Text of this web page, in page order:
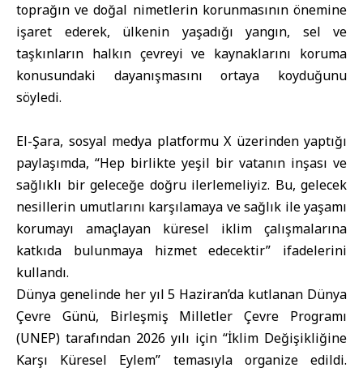
toprağın ve doğal nimetlerin korunmasının önemine
işaret ederek, ülkenin yaşadığı yangın, sel ve
taşkınların halkın çevreyi ve kaynaklarını koruma
konusundaki dayanışmasını ortaya koyduğunu
söyledi.
El-Şara, sosyal medya platformu X üzerinden yaptığı
paylaşımda, “Hep birlikte yeşil bir vatanın inşası ve
sağlıklı bir geleceğe doğru ilerlemeliyiz. Bu, gelecek
nesillerin umutlarını karşılamaya ve sağlık ile yaşamı
korumayı amaçlayan küresel iklim çalışmalarına
katkıda bulunmaya hizmet edecektir” ifadelerini
kullandı.
Dünya genelinde her yıl 5 Haziran’da kutlanan Dünya
Çevre Günü, Birleşmiş Milletler Çevre Programı
(UNEP) tarafından 2026 yılı için “İklim Değişikliğine
Karşı Küresel Eylem” temasıyla organize edildi.